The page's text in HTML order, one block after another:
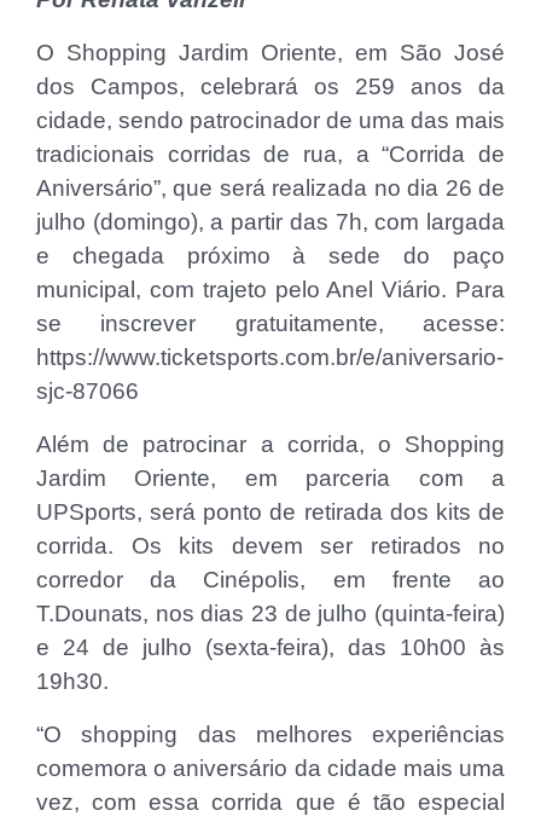
O Shopping Jardim Oriente, em São José
dos Campos, celebrará os 259 anos da
cidade, sendo patrocinador de uma das mais
tradicionais corridas de rua, a “Corrida de
Aniversário”, que será realizada no dia 26 de
julho (domingo), a partir das 7h, com largada
e chegada próximo à sede do paço
municipal, com trajeto pelo Anel Viário. Para
se inscrever gratuitamente, acesse:
https://www.ticketsports.com.br/e/aniversario-
sjc-87066
Além de patrocinar a corrida, o Shopping
Jardim Oriente, em parceria com a
UPSports, será ponto de retirada dos kits de
corrida. Os kits devem ser retirados no
corredor da Cinépolis, em frente ao
T.Dounats, nos dias 23 de julho (quinta-feira)
e 24 de julho (sexta-feira), das 10h00 às
19h30.
“O shopping das melhores experiências
comemora o aniversário da cidade mais uma
vez, com essa corrida que é tão especial